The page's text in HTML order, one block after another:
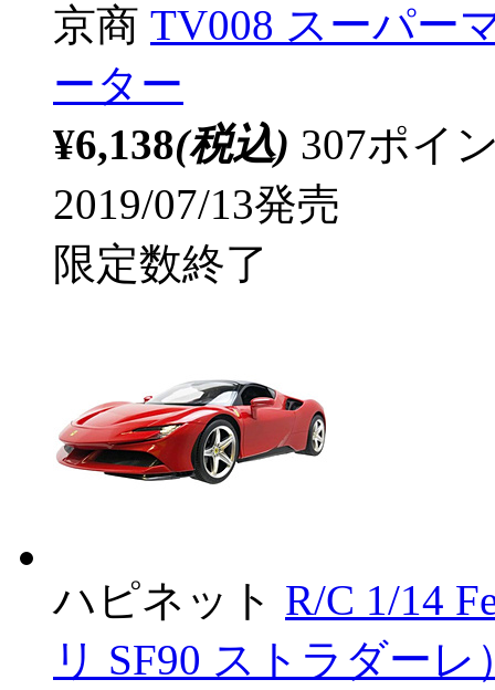
京商 TV008 スーパー
ーター
¥6,138(税込) 307ポイ
2019/07/13発売
限定数終了
ハピネット R/C 1/14
リ SF90 ストラダーレ